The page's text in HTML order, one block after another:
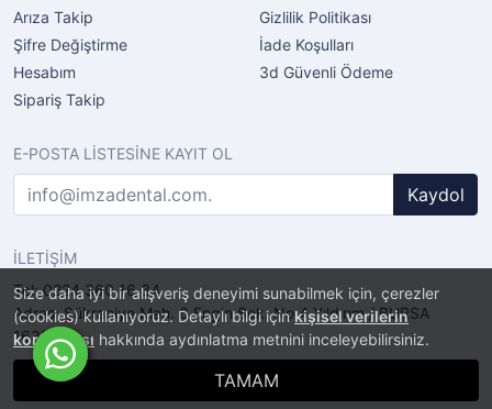
Size daha iyi bir alışveriş deneyimi sunabilmek için, çerezler
(cookies) kullanıyoruz. Detaylı bilgi içinkişisel verilerin
korunması hakkında aydınlatma metnini inceleyebilirsiniz.
TAMAM
Arıza Takip
Şifre Değiştirme
Hesabım
Sipariş Takip
Gizlilik Politikası
İade Koşulları
3d Güvenli Ödeme
E-POSTA LİSTESİNE KAYIT OL
Kaydol
İLETİŞİM
Tel: 0224 360 16 34
Adres: Şükraniye Mah. 6.Engin Sok. No.4 Yıldırım / BURSA
16320
E-Ticaret Sistemi